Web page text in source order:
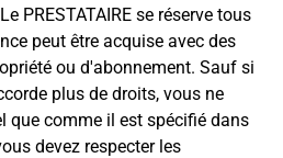
PRESTATAIRE se réserve tous
peut être acquise avec des
ou d'abonnement. Sauf si
plus de droits, vous ne
que comme il est spécifié dans
devez respecter les